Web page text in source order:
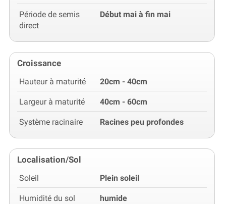
Période de semis
direct
Début mai à fin mai
Croissance
Hauteur à maturité 20cm - 40cm
Largeur à maturité 40cm - 60cm
Système racinaire Racines peu profondes
Localisation/Sol
Soleil Plein soleil
Humidité du sol humide